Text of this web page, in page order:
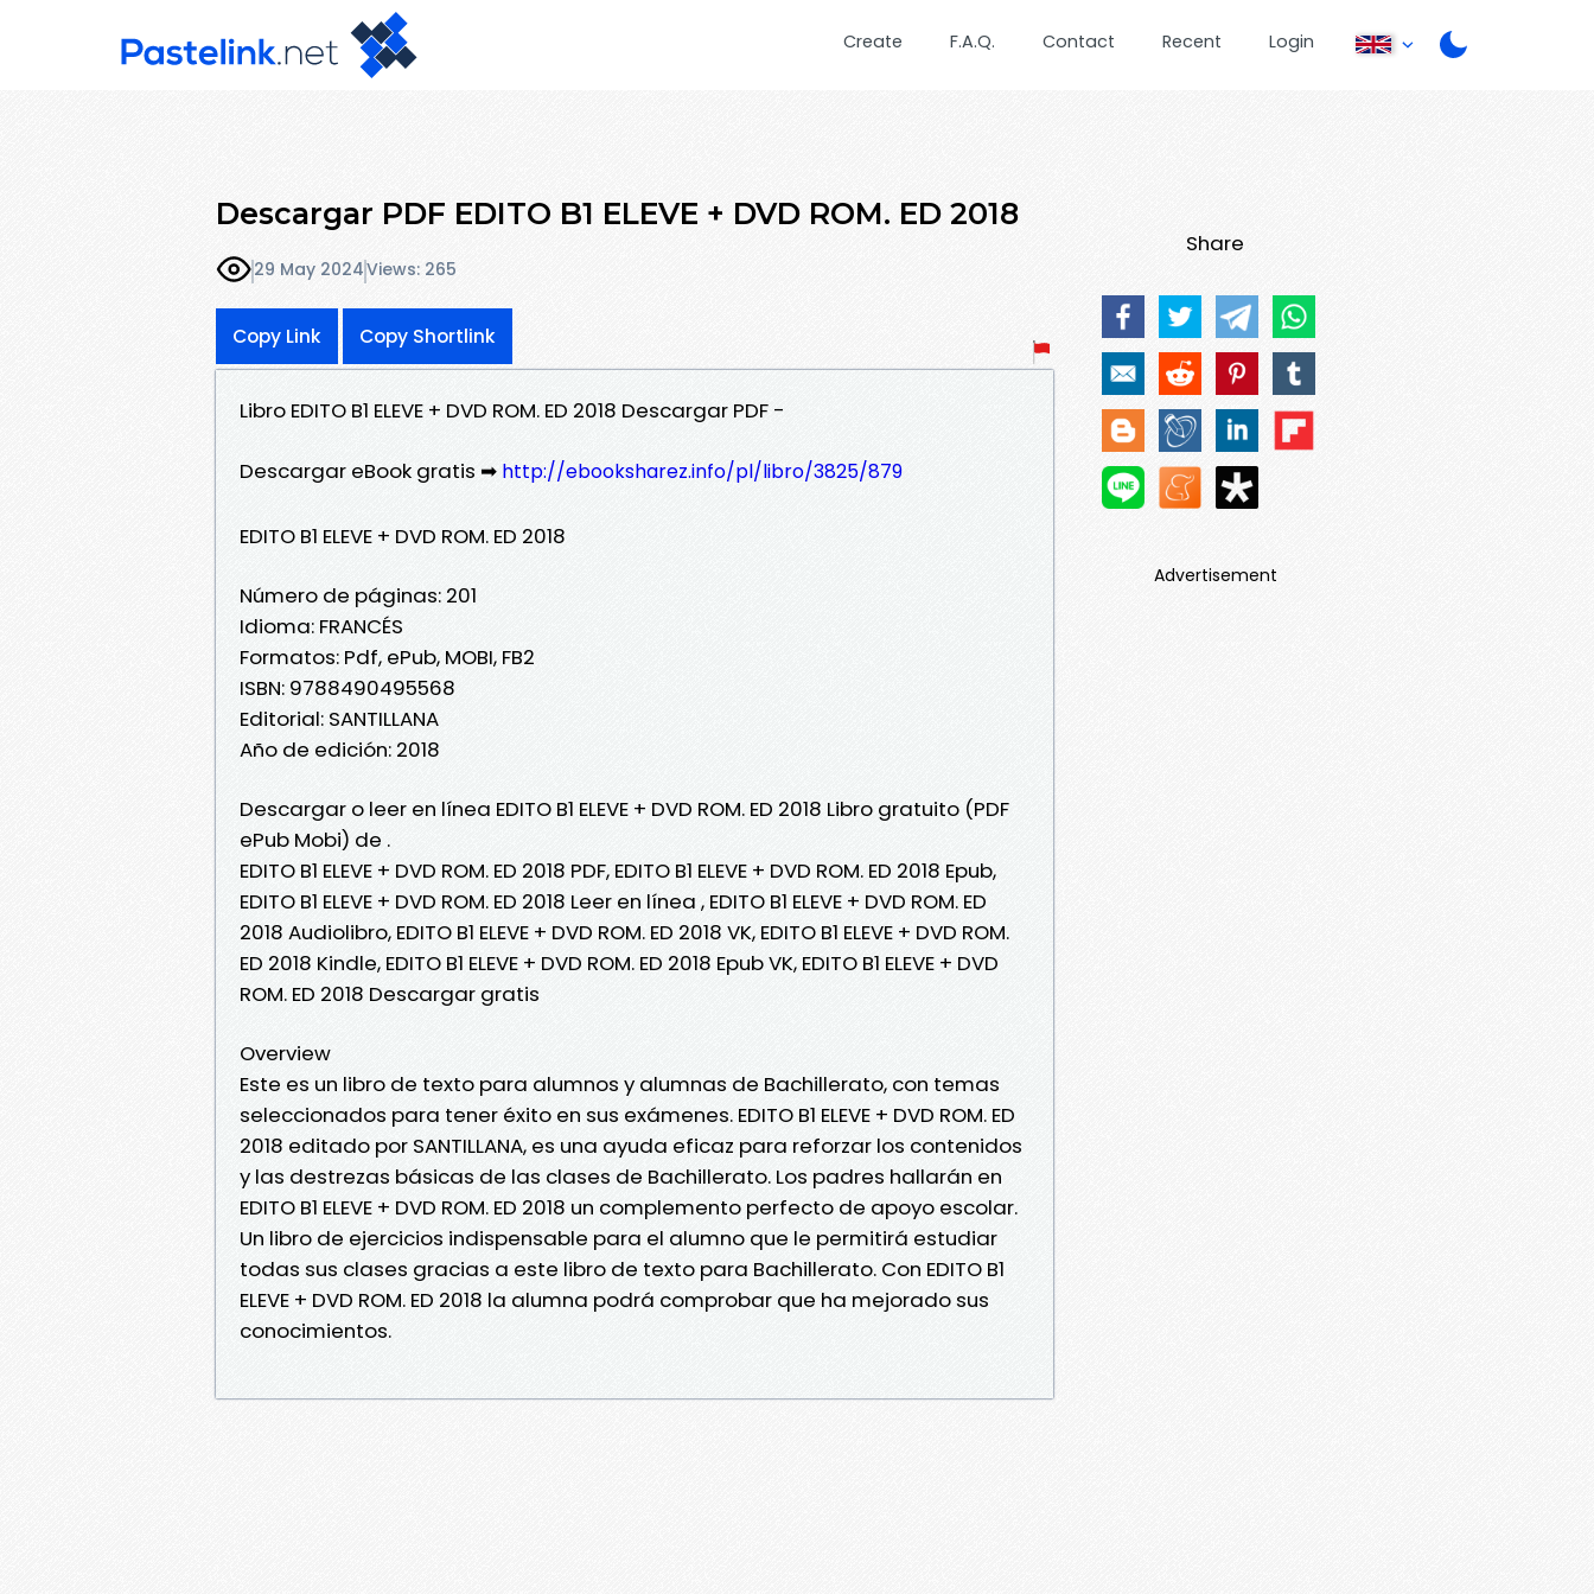
Create F.A.Q. Contact Recent Login
Descargar PDF EDITO B1 ELEVE + DVD ROM. ED 2018
29 May 2024Views: 265
Copy Link Copy Shortlink
Libro EDITO B1 ELEVE + DVD ROM. ED 2018 Descargar PDF -
Descargar eBook gratis ➡ http://ebooksharez.info/pl/libro/3825/879
EDITO B1 ELEVE + DVD ROM. ED 2018
Número de páginas: 201
Idioma: FRANCÉS
Formatos: Pdf, ePub, MOBI, FB2
ISBN: 9788490495568
Editorial: SANTILLANA
Año de edición: 2018
Descargar o leer en línea EDITO B1 ELEVE + DVD ROM. ED 2018 Libro gratuito (PDF
ePub Mobi) de .
EDITO B1 ELEVE + DVD ROM. ED 2018 PDF, EDITO B1 ELEVE + DVD ROM. ED 2018 Epub,
EDITO B1 ELEVE + DVD ROM. ED 2018 Leer en línea , EDITO B1 ELEVE + DVD ROM. ED
2018 Audiolibro, EDITO B1 ELEVE + DVD ROM. ED 2018 VK, EDITO B1 ELEVE + DVD ROM.
ED 2018 Kindle, EDITO B1 ELEVE + DVD ROM. ED 2018 Epub VK, EDITO B1 ELEVE + DVD
ROM. ED 2018 Descargar gratis
Overview
Este es un libro de texto para alumnos y alumnas de Bachillerato, con temas
seleccionados para tener éxito en sus exámenes. EDITO B1 ELEVE + DVD ROM. ED
2018 editado por SANTILLANA, es una ayuda eficaz para reforzar los contenidos
y las destrezas básicas de las clases de Bachillerato. Los padres hallarán en
EDITO B1 ELEVE + DVD ROM. ED 2018 un complemento perfecto de apoyo escolar.
Un libro de ejercicios indispensable para el alumno que le permitirá estudiar
todas sus clases gracias a este libro de texto para Bachillerato. Con EDITO B1
ELEVE + DVD ROM. ED 2018 la alumna podrá comprobar que ha mejorado sus
conocimientos.
Share
Advertisement